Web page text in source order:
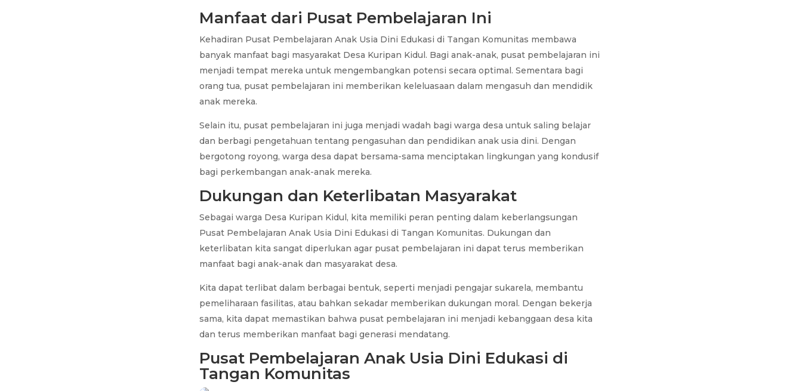
Manfaat dari Pusat Pembelajaran Ini
Kehadiran Pusat Pembelajaran Anak Usia Dini Edukasi di Tangan Komunitas membawa
banyak manfaat bagi masyarakat Desa Kuripan Kidul. Bagi anak-anak, pusat pembelajaran ini
menjadi tempat mereka untuk mengembangkan potensi secara optimal. Sementara bagi
orang tua, pusat pembelajaran ini memberikan keleluasaan dalam mengasuh dan mendidik
anak mereka.
Selain itu, pusat pembelajaran ini juga menjadi wadah bagi warga desa untuk saling belajar
dan berbagi pengetahuan tentang pengasuhan dan pendidikan anak usia dini. Dengan
bergotong royong, warga desa dapat bersama-sama menciptakan lingkungan yang kondusif
bagi perkembangan anak-anak mereka.
Dukungan dan Keterlibatan Masyarakat
Sebagai warga Desa Kuripan Kidul, kita memiliki peran penting dalam keberlangsungan
Pusat Pembelajaran Anak Usia Dini Edukasi di Tangan Komunitas. Dukungan dan
keterlibatan kita sangat diperlukan agar pusat pembelajaran ini dapat terus memberikan
manfaat bagi anak-anak dan masyarakat desa.
Kita dapat terlibat dalam berbagai bentuk, seperti menjadi pengajar sukarela, membantu
pemeliharaan fasilitas, atau bahkan sekadar memberikan dukungan moral. Dengan bekerja
sama, kita dapat memastikan bahwa pusat pembelajaran ini menjadi kebanggaan desa kita
dan terus memberikan manfaat bagi generasi mendatang.
Pusat Pembelajaran Anak Usia Dini Edukasi di
Tangan Komunitas